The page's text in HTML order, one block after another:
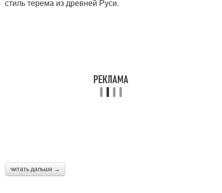
стиль терема из древней Руси.
читать дальше →